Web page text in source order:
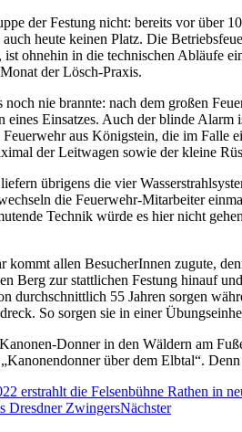
der Festung nicht: bereits vor über
heute keinen Platz. Die
ohnehin in die technischen Abläufe
der Lösch-Praxis.
noch nie brannte: nach dem großen
eines Einsatzes. Auch der blinde
aus Königstein, die im Falle
der Leitwagen sowie der kleine
übrigens die vier
die Feuerwehr-Mitarbeiter
Technik würde es hier nicht
kommt allen BesucherInnen zugute,
Berg zur stattlichen Festung hinauf
durchschnittlich 55 Jahren sorgen
So sorgen sie in einer
Donner in den Wäldern am
über dem Elbtal“.
erstrahlt die Felsenbühne Rathen in
Dresdner ZwingersNächster